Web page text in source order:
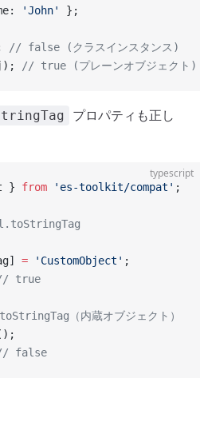
'John' };
// false (クラスインスタンス)
// true (プレーンオブジェクト)
プロパティも正し
typescript
} from 'es-toolkit/compat' ;
= 'CustomObject' ;
true
（内蔵オブジェクト）
false